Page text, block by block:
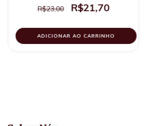
R$23,00 R$21,70
ADICIONAR AO CARRINHO